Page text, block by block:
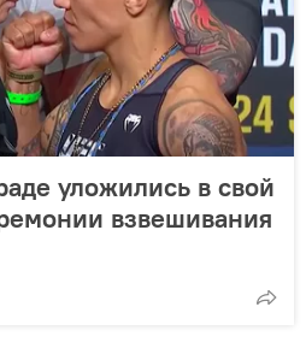
уложились в свой
взвешивания